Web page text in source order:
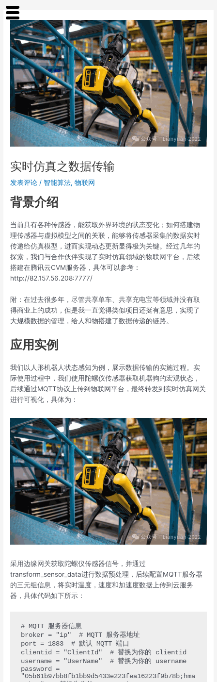
跳
至
归
档
实时仿真之数据传输
发表评论 /智能算法,物联网
背景介绍
当前具有各种传感器，能获取外界环境的状态变化；如何搭建物
理传感器与虚拟模型之间的关联，能够将传感器采集的数据实时
传递给仿真模型，进而实现动态更新显得极为关键。经过几年的
探索，我们与合作伙伴实现了实时仿真领域的物联网平台，后续
搭建在腾讯云CVM服务器，具体可以参考：
http://82.157.56.208:7777/
附：在过去很多年，尽管共享单车、共享充电宝等领域并没有取
得商业上的成功，但是我一直觉得类似项目还挺有意思，实现了
大规模数据的管理，给人和物搭建了数据传递的链路。
应用实例
我们以人形机器人状态感知为例，展示数据传输的实施过程。实
际使用过程中，我们使用陀螺仪传感器获取机器狗的宏观状态，
后续通过MQTT协议上传到物联网平台，最终转发到实时仿真网关
进行可视化，具体为：
采用边缘网关获取陀螺仪传感器信号，并通过
transform_sensor_data进行数据预处理，后续配置MQTT服务器
的三元组信息，将实时温度，速度和加速度数据上传到云服务
器，具体代码如下所示：
# MQTT 服务器信息
broker = "ip"  # MQTT 服务器地址
port = 1883  # 默认 MQTT 端口
clientid = "ClientId"  # 替换为你的 clientid
username = "UserName"  # 替换为你的 username
password =
"05b61b97bb8fb1bb9d5433e223fea16223f9b78b;hma